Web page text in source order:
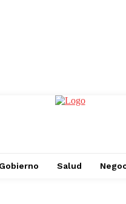
Gobierno Salud